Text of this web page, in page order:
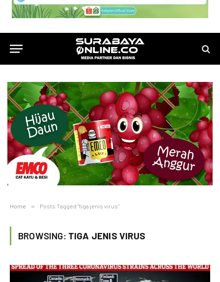
Home » Posts Tagged "tiga jenis virus"
BROWSING: TIGA JENIS VIRUS